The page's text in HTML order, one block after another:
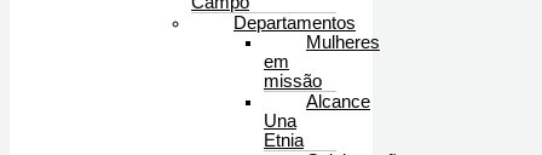
Departamentos
Mulheres
em
missão
Alcance
Una
Etnia